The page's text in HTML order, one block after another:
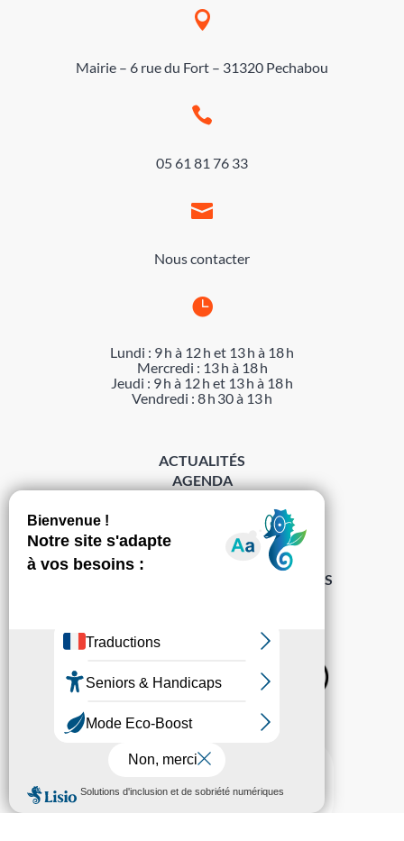

Mairie – 6 rue du Fort – 31320 Pechabou

05 61 81 76 33

Nous contacter

Lundi : 9 h à 12 h et 13 h à 18 h
Mercredi : 13 h à 18 h
Jeudi : 9 h à 12 h et 13 h à 18 h
Vendredi : 8 h 30 à 13 h
Sur les réseaux
ACTUALITÉS
AGENDA
MENTIONS LÉGALES
PROTECTION DES DONNÉES
POLITIQUE DE GESTION DES COOKIES